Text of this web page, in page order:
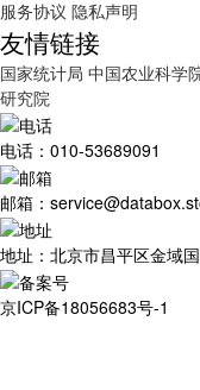
服务协议 隐私声明
友情链接
国家统计局 中国农业科学
研究院
电话：010-53689091
邮箱：
地址：北京市昌平区金域
京ICP备18056683号-1